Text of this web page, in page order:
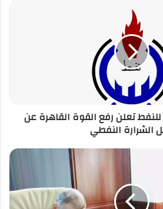
تعلن رفع القوة القاهرة عن
الشرارة النفطي